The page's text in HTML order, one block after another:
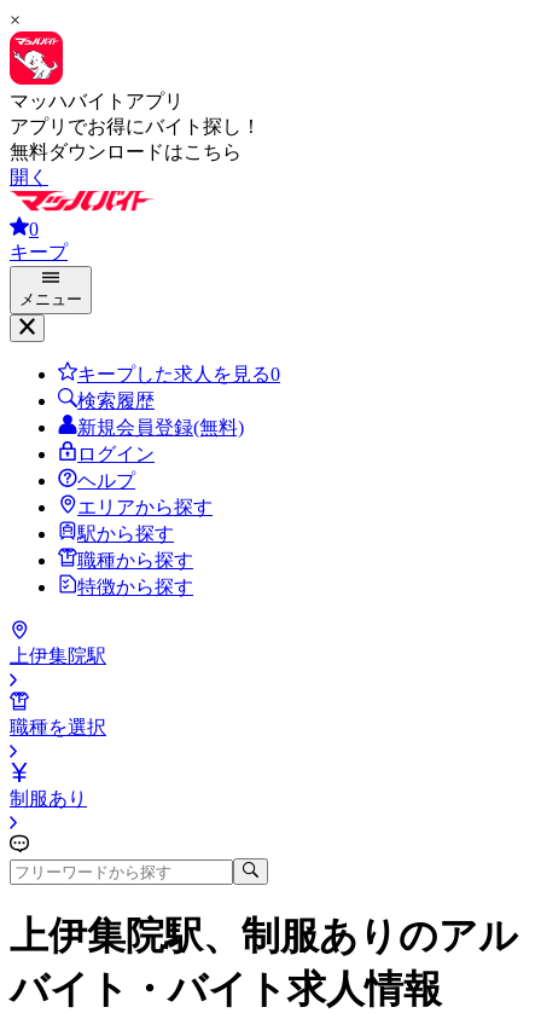
×
マッハバイトアプリ
アプリでお得にバイト探し！
無料ダウンロードはこちら
開く
0
キープ
メニュー
キープした求人を見る0
検索履歴
新規会員登録(無料)
ログイン
ヘルプ
エリアから探す
駅から探す
職種から探す
特徴から探す
上伊集院駅
職種を選択
制服あり
上伊集院駅、制服あり のアル
バイト・バイト求人情報